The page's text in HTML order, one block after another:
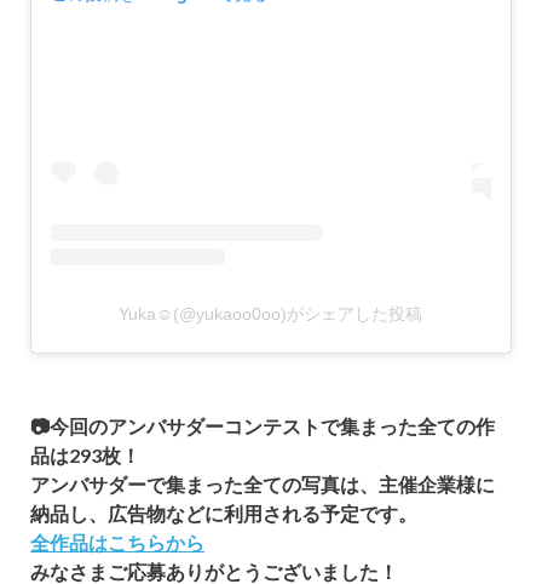
Yuka☺︎(@yukaoo0oo)がシェアした投稿
📷今回のアンバサダーコンテストで集まった全ての作
品は293枚！
アンバサダーで集まった全ての写真は、主催企業様に
納品し、広告物などに利用される予定です。
全作品はこちらから
みなさまご応募ありがとうございました！